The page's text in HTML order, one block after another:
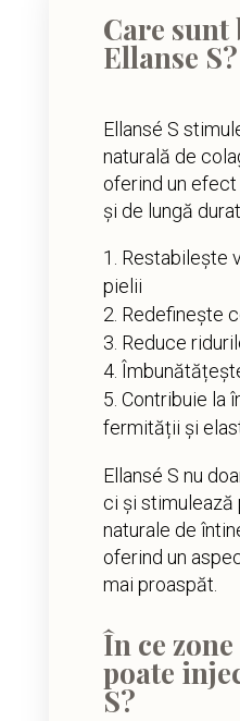
Care
Ellanse S?
Ellansé S
naturală de
oferind un
și de lungă
Restabilește
pielii
Redefinește
Reduce
Contribuie la
fermității și
Ellansé S nu
ci și stimulează
naturale de
oferind un
mai proaspăt.
În ce
poate
S?